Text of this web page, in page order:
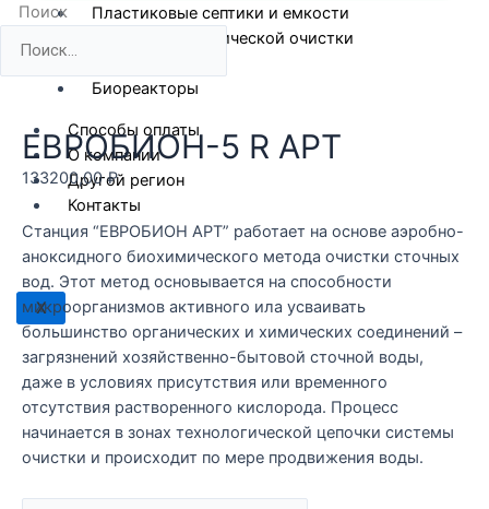
Пластиковые септики и емкости
Станции биологической очистки
Биореакторы
Способы оплаты
О компании
Другой регион
Контакты
X
Поиск
ЕВРОБИОН-5 R АРТ
133200,00₽
Станция “ЕВРОБИОН АРТ” работает на основе аэробно-
аноксидного биохимического метода очистки сточных
вод. Этот метод основывается на способности
микроорганизмов активного ила усваивать
большинство органических и химических соединений –
загрязнений хозяйственно-бытовой сточной воды,
даже в условиях присутствия или временного
отсутствия растворенного кислорода. Процесс
начинается в зонах технологической цепочки системы
очистки и происходит по мере продвижения воды.